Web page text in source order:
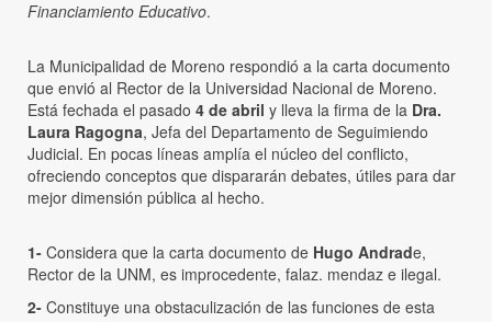
Financiamiento Educativo.
La Municipalidad de Moreno respondió a la carta documento
que envió al Rector de la Universidad Nacional de Moreno.
Está fechada el pasado 4 de abril y lleva la firma de la Dra.
Laura Ragogna, Jefa del Departamento de Seguimiendo
Judicial. En pocas líneas amplía el núcleo del conflicto,
ofreciendo conceptos que dispararán debates, útiles para dar
mejor dimensión pública al hecho.
1- Considera que la carta documento de Hugo Andrade,
Rector de la UNM, es improcedente, falaz. mendaz e ilegal.
2- Constituye una obstaculización de las funciones de esta